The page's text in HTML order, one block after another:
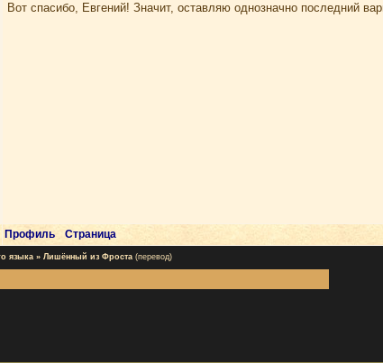
Вот спасибо, Евгений! Значит, оставляю однозначно последний
Профиль Страница
языка » Лишённый из Фроста (перевод)